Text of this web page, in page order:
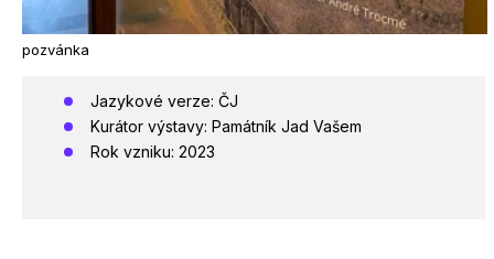
pozvánka
Jazykové verze: ČJ
Kurátor výstavy: Památník Jad Vašem
Rok vzniku: 2023